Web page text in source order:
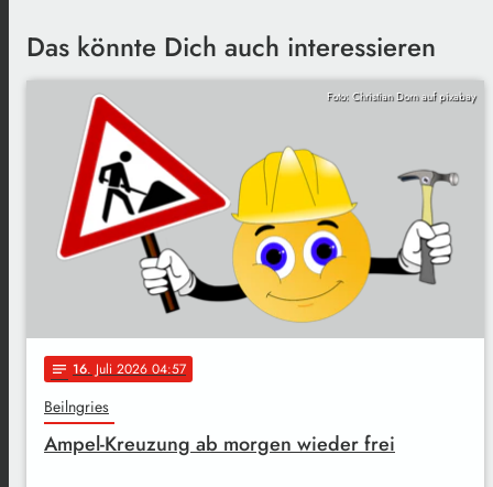
Das könnte Dich auch interessieren
Foto: Christian Dorn auf pixabay
notes 16. Juli 2026 04:57
Beilngries
Ampel-Kreuzung ab morgen wieder frei